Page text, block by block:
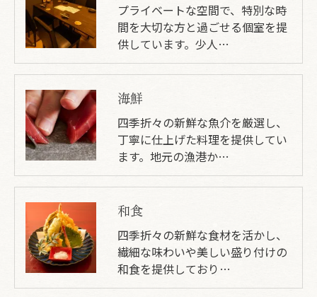
プライベートな空間で、特別な時
間を大切な方と過ごせる個室を提
供しています。少人…
海鮮
四季折々の新鮮な魚介を厳選し、
丁寧に仕上げた料理を提供してい
ます。地元の漁港か…
和食
四季折々の新鮮な食材を活かし、
繊細な味わいや美しい盛り付けの
和食を提供しており…